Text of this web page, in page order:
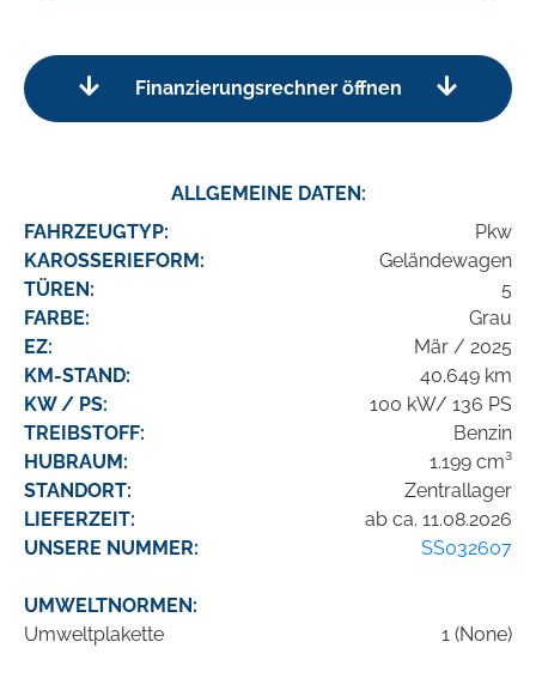
Finanzierungsrechner öffnen
ALLGEMEINE DATEN:
FAHRZEUGTYP:
Pkw
KAROSSERIEFORM:
Geländewagen
TÜREN:
5
FARBE:
Grau
EZ:
Mär / 2025
KM-STAND:
40.649 km
KW / PS:
100 kW/ 136 PS
TREIBSTOFF:
Benzin
HUBRAUM:
1.199 cm³
STANDORT:
Zentrallager
LIEFERZEIT:
ab ca. 11.08.2026
UNSERE NUMMER:
SS032607
UMWELTNORMEN:
Umweltplakette
1 (None)